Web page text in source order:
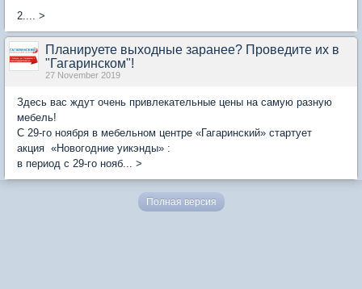
2.... >
Планируете выходные заранее? Проведите их в
"Гагаринском"!
27 November 2019
Здесь вас ждут очень привлекательные цены на самую разную
мебель!
С 29-го ноября в мебельном центре «Гагаринский» стартует
акция «Новогодние уикэнды» :
в период с 29-го нояб... >
Полная версия